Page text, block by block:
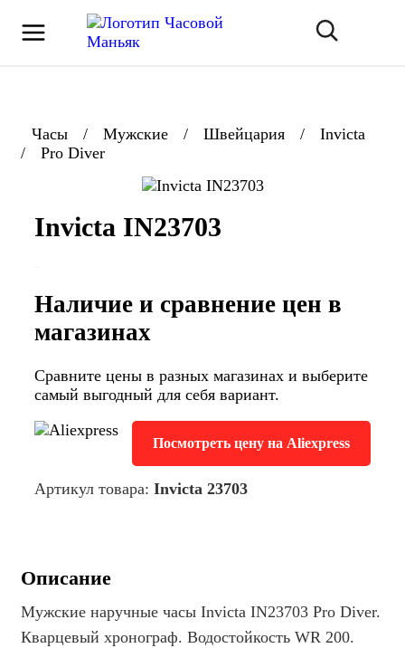
Часы / Мужские / Швейцария /
Invicta
/
Pro Diver
Invicta IN23703
Наличие и сравнение цен в
магазинах
Сравните цены в разных магазинах и выберите
самый выгодный для себя вариант.
Посмотреть цену на Aliexpress
Артикул товара: Invicta 23703
Описание
Мужские наручные часы Invicta IN23703 Pro Diver.
Кварцевый хронограф. Водостойкость WR 200.